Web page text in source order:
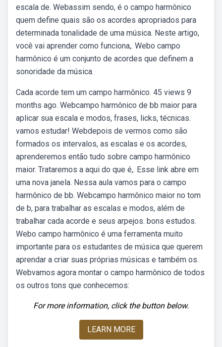
escala de. Webassim sendo, é o campo harmônico
quem define quais são os acordes apropriados para
determinada tonalidade de uma música. Neste artigo,
você vai aprender como funciona,. Webo campo
harmônico é um conjunto de acordes que definem a
sonoridade da música.
Cada acorde tem um campo harmônico. 45 views 9
months ago. Webcampo harmônico de bb maior para
aplicar sua escala e modos, frases, licks, técnicas.
vamos estudar! Webdepois de vermos como são
formados os intervalos, as escalas e os acordes,
aprenderemos então tudo sobre campo harmônico
maior. Trataremos a aqui do que é,. Esse link abre em
uma nova janela. Nessa aula vamos para o campo
harmônico de bb. Webcampo harmônico maior no tom
de b, para trabalhar as escalas e modos, além de
trabalhar cada acorde e seus arpejos. bons estudos.
Webo campo harmônico é uma ferramenta muito
importante para os estudantes de música que querem
aprendar a criar suas próprias músicas e também os.
Webvamos agora montar o campo harmônico de todos
os outros tons que conhecemos:
For more information, click the button below.
LEARN MORE